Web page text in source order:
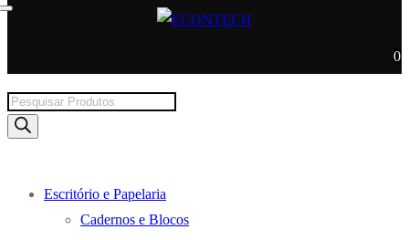
0
Products
search
Escritório e Papelaria
Cadernos e Blocos